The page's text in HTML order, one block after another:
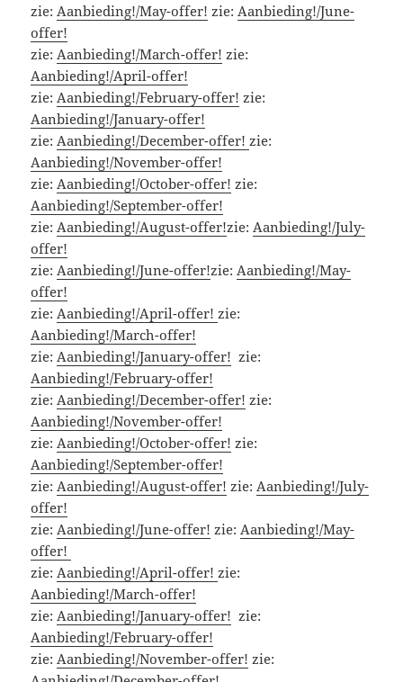
zie:Aanbieding!/May-offer! zie:Aanbieding!/June-
offer!
zie:Aanbieding!/March-offer! zie:
Aanbieding!/April-offer!
zie:Aanbieding!/February-offer! zie:
Aanbieding!/January-offer!
zie:Aanbieding!/December-offer!zie:
Aanbieding!/November-offer!
zie:Aanbieding!/October-offer! zie:
Aanbieding!/September-offer!
zie:Aanbieding!/August-offer!zie:Aanbieding!/July-
offer!
zie:Aanbieding!/June-offer!zie:Aanbieding!/May-
offer!
zie:Aanbieding!/April-offer!zie:
Aanbieding!/March-offer!
zie:Aanbieding!/January-offer! zie:
Aanbieding!/February-offer!
zie:Aanbieding!/December-offer! zie:
Aanbieding!/November-offer!
zie:Aanbieding!/October-offer! zie:
Aanbieding!/September-offer!
zie:Aanbieding!/August-offer! zie:Aanbieding!/July-
offer!
zie:Aanbieding!/June-offer! zie:Aanbieding!/May-
offer!
zie:Aanbieding!/April-offer!zie:
Aanbieding!/March-offer!
zie:Aanbieding!/January-offer! zie:
Aanbieding!/February-offer!
zie:Aanbieding!/November-offer! zie: